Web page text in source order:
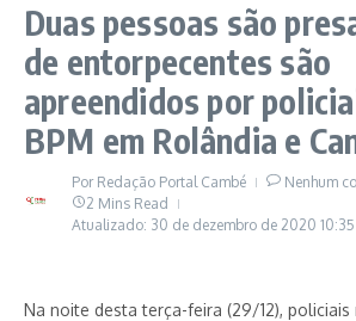
Duas pessoas são
de entorpecentes são
apreendidos por
BPM em Rolândia e
Por Redação Portal Cambé
Nenhum
2 Mins Read
Atualizado: 30 de dezembro de 2020 10:35
Na noite desta terça-feira (29/12), policiais